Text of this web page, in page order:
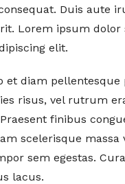
Duis aute
Lorem ipsum dolor
elit.
et diam pellentesque
risus, vel rutrum
finibus
scelerisque massa
sem egestas.
lacus.